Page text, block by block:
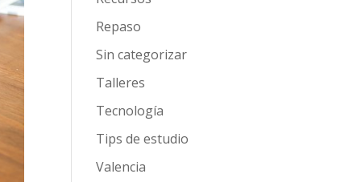
Repaso
Sin categorizar
Talleres
Tecnología
Tips de estudio
Valencia